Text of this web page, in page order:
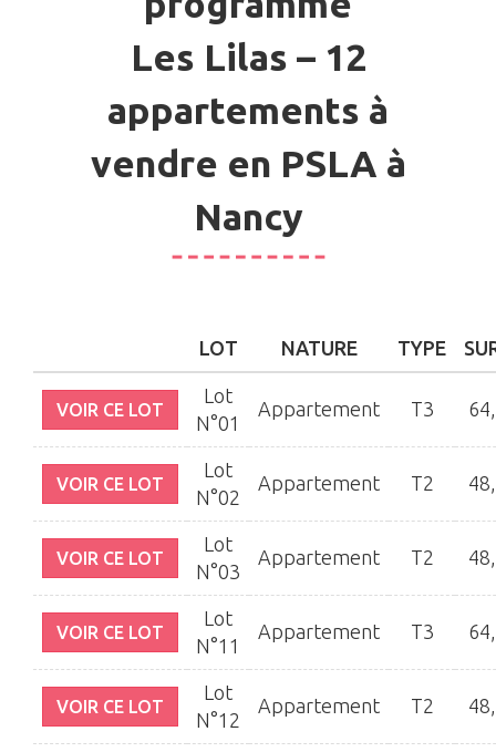
Les Lilas – 12
appartements à
vendre en PSLA à
Nancy
LOT NATURE TYPE
VOIR CE LOT
Lot
N°01
Appartement T3
VOIR CE LOT
Lot
N°02
Appartement T2
VOIR CE LOT
Lot
N°03
Appartement T2
VOIR CE LOT
Lot
N°11
Appartement T3
VOIR CE LOT
Lot
N°12
Appartement T2